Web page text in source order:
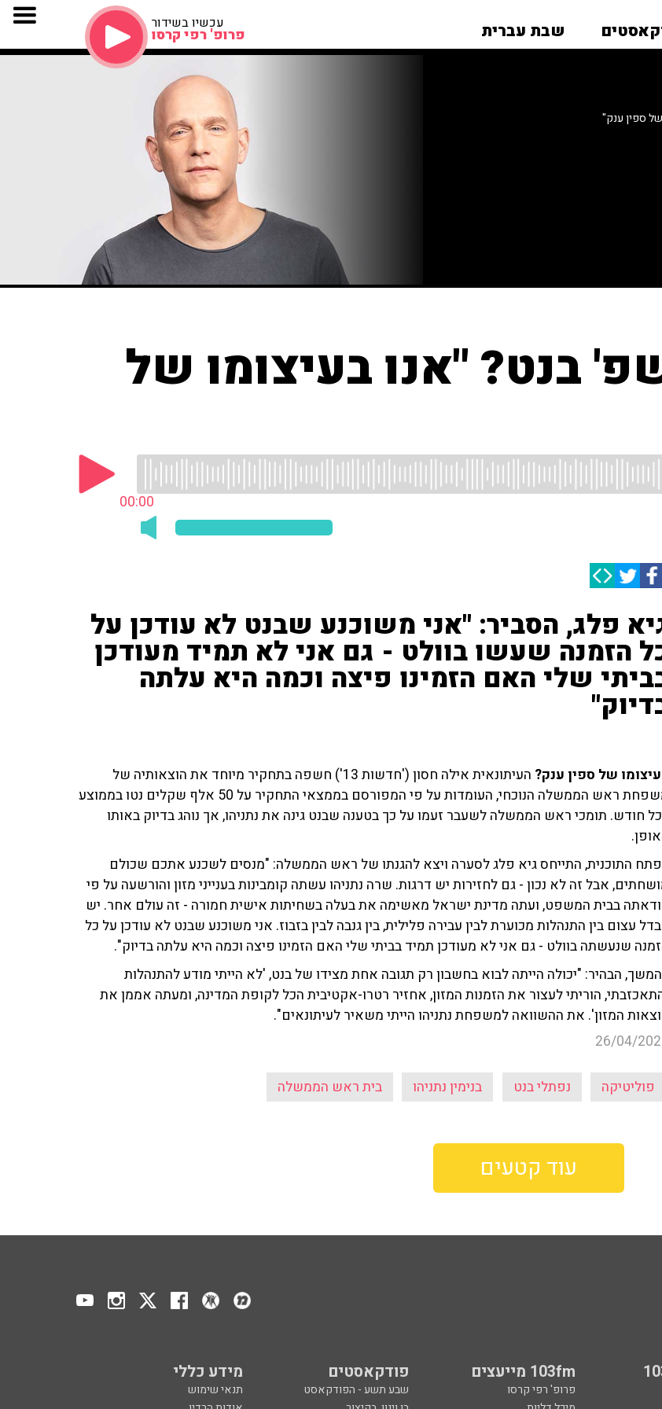
שבת עברית עכשיו בשידור
פרופ' רפי קרסו
ספין ענק"
בנט? "אנו בעיצומו של
00:00
פלג, הסביר: "אני משוכנע שבנט לא עודכן על
הזמנה שעשו בוולט - גם אני לא תמיד מעודכן
שלי האם הזמינו פיצה וכמה היא עלתה
של ספין ענק?
העיתונאית אילה חסון ('חדשות 13') חשפה בתחקיר מיוחד את הוצאותיה של
משפחת ראש הממשלה הנוכחי, העומדות על פי המפורסם בממצאי התחקיר על 50 אלף שקלים נטו בממוצע
חודש. תומכי ראש הממשלה לשעבר זעמו על כך בטענה שבנט גינה את נתניהו, אך נוהג בדיוק באותו
התוכנית, התייחס גיא פלג לסערה ויצא להגנתו של ראש הממשלה: "מנסים לשכנע אתכם שכולם
אבל זה לא נכון - גם לחזירות יש דרגות. שרה נתניהו עשתה קומבינות בענייני מזון והורשעה על פי
בבית המשפט, ועתה מדינת ישראל מאשימה את בעלה בשחיתות אישית חמורה - זה עולם אחר. יש
עצום בין התנהלות מכוערת לבין עבירה פלילית, בין גנבה לבין בזבוז. אני משוכנע שבנט לא עודכן על כל
שנעשתה בוולט - גם אני לא מעודכן תמיד בביתי שלי האם הזמינו פיצה וכמה היא עלתה בדיוק".
הבהיר: "יכולה הייתה לבוא בחשבון רק תגובה אחת מצידו של בנט, 'לא הייתי מודע להתנהלות
הוריתי לעצור את הזמנות המזון, אחזיר רטרו-אקטיבית הכל לקופת המדינה, ומעתה אממן את
המזון'. את ההשוואה למשפחת נתניהו הייתי משאיר לעיתונאים".
26/04/
פוליטיקה נפתלי בנט בנימין נתניהו בית ראש הממשלה
עוד קטעים
103fm מייעצים פודקאסטים מידע כללי
פרופ' רפי קרסו שבע תשע - הפודקאסט
תנאי שימוש